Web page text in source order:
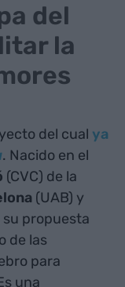
del
la
del cual ya
. Nacido en el
(CVC) de la
(UAB) y
su propuesta
de las
para
una